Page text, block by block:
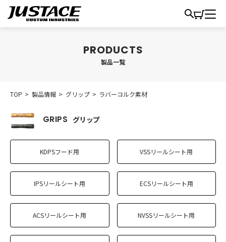
製品一覧
TOP > 製品情報 > グリップ > ラバーコルク素材
グリップ
KDPSフード用 VSSリールシート用
IPSリールシート用 ECSリールシート用
ACSリールシート用 NVSSリールシート用